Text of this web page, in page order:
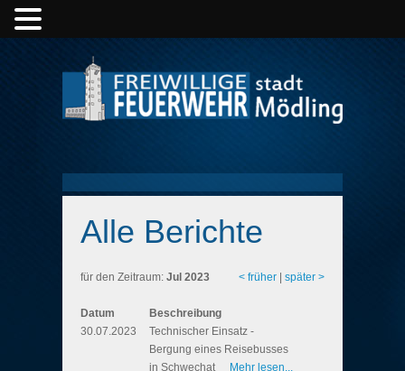
Alle Berichte
< früher später >
für den Zeitraum: Jul 2023
Datum
Beschreibung
30.07.2023
Technischer Einsatz -
Bergung eines Reisebusses
in Schwechat
Mehr lesen...